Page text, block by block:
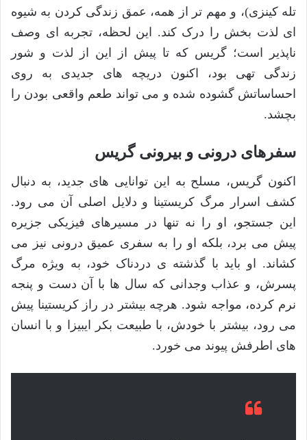
تله کینزی)، و مهم تر از همه، عمق زندگی کردن به شیوه
ای لذت بخش را درک کند. این لحظه، تجربه ای وصف
ناپذیر است؛ گریس که تا پیش از این از لذت و شور
زندگی تهی بود، اکنون دریچه های جدیدی به روی
احساساتش گشوده شده و می تواند طعم واقعی بودن را
بچشد.
سفرهای درونی و بیرونی گریس
اکنون گریس، مسلح به این توانایی های جدید، به دنبال
کشف اسرار مرگ کریستینا و دلایل اصلی آن می رود.
این جستجو، او را نه تنها در مسیرهای فیزیکی جزیره
پیش می برد، بلکه او را به سفری عمیق درونی نیز می
کشاند. او باید با گذشته ی دردناک خود، به ویژه مرگ
پسرش، و عذاب وجدانی که سال ها با آن دست و پنجه
نرم کرده، مواجه شود. هرچه بیشتر در راز کریستینا پیش
می رود، بیشتر با خودش، با طبیعت بکر ایبیزا و با انسان
های اطرفش پیوند می خورد.